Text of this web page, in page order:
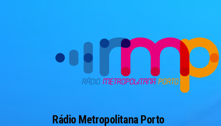
Rádio Metropolitana Porto